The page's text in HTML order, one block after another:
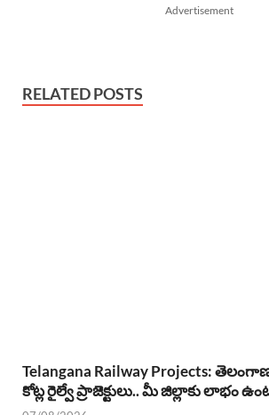
Advertisement
RELATED POSTS
Telangana Railway Projects:
కోట్ల రైల్వే ప్రాజెక్టులు.. మీ జిల్లాకు లాభం